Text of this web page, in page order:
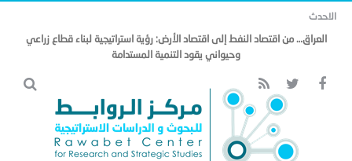
الاحدث
العراق… من اقتصاد النفط إلى اقتصاد الأرض: رؤية استراتيجية لبناء قطاع زراعي
وحيواني يقود التنمية المستدامة